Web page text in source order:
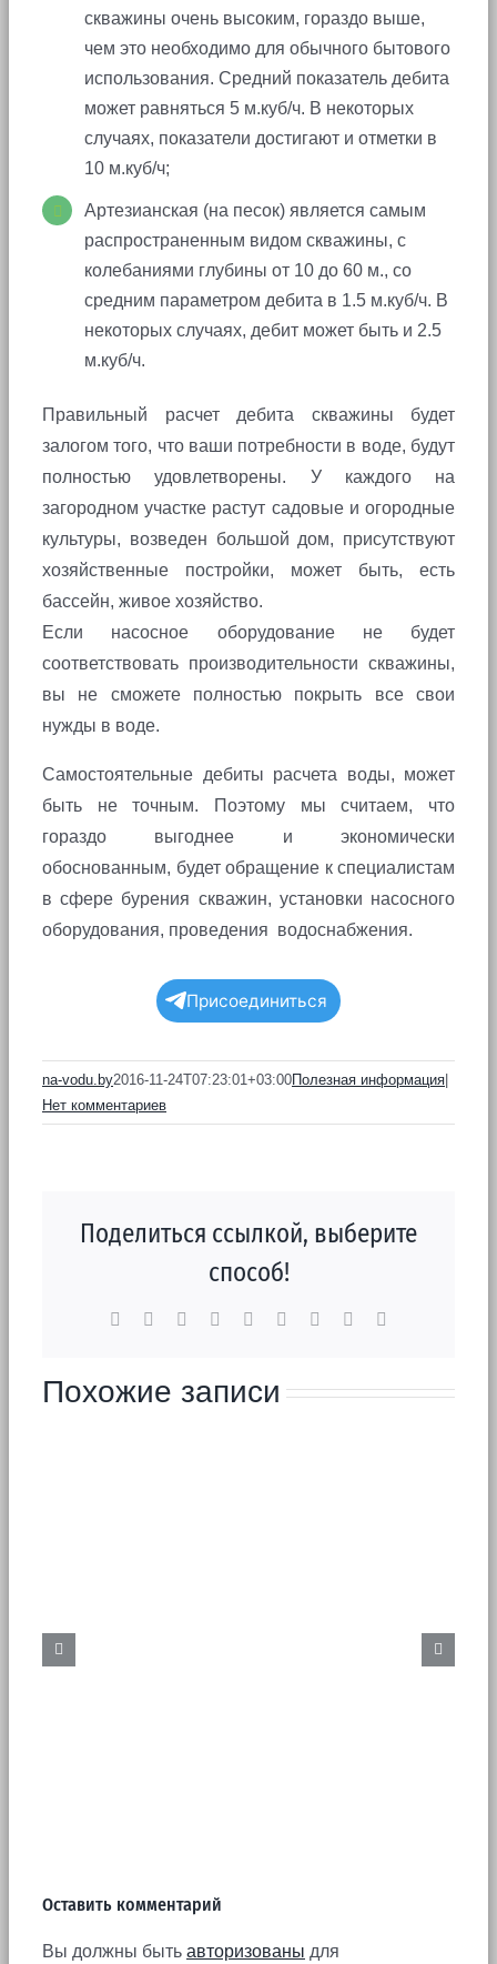
скважины очень высоким, гораздо выше,
чем это необходимо для обычного бытового
использования. Средний показатель дебита
может равняться 5 м.куб/ч. В некоторых
случаях, показатели достигают и отметки в
10 м.куб/ч;
Артезианская (на песок) является самым
распространенным видом скважины, с
колебаниями глубины от 10 до 60 м., со
средним параметром дебита в 1.5 м.куб/ч. В
некоторых случаях, дебит может быть и 2.5
м.куб/ч.
Правильный расчет дебита скважины будет
залогом того, что ваши потребности в воде, будут
полностью удовлетворены. У каждого на
загородном участке растут садовые и огородные
культуры, возведен большой дом, присутствуют
хозяйственные постройки, может быть, есть
бассейн, живое хозяйство.
Если насосное оборудование не будет
соответствовать производительности скважины,
вы не сможете полностью покрыть все свои
нужды в воде.
Самостоятельные дебиты расчета воды, может
быть не точным. Поэтому мы считаем, что
гораздо выгоднее и экономически
обоснованным, будет обращение к специалистам
в сфере бурения скважин, установки насосного
оборудования, проведения водоснабжения.
Присоединиться
na-vodu.by2016-11-24T07:23:01+03:00Полезная информация
Нет комментариев
Поделиться ссылкой, выберите
способ!
Facebook Reddit LinkedInWhatsApp
TumblrPinterest
Похожие записи
Бурение скважин. Цена.
Оставить комментарий
Вы должны быть авторизованы для